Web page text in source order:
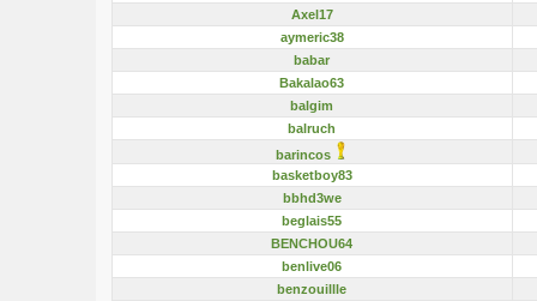
Axel17
aymeric38
babar
Bakalao63
balgim
balruch
barincos
basketboy83
bbhd3we
beglais55
BENCHOU64
benlive06
benzouillle